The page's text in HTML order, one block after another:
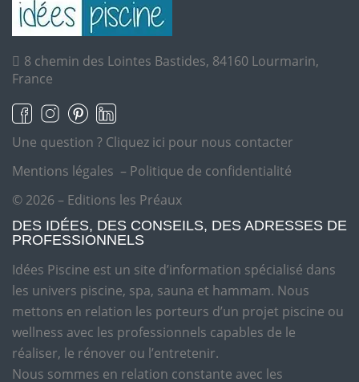
8 chemin des Lointes Bastides, 84160 Lourmarin,
France
Une question ? Cliquez ici pour nous contacter
Mentions légales – Politique de confidentialité
© 2026 – Editions les Préaux
DES IDÉES, DES CONSEILS, DES ADRESSES DE
PROFESSIONNELS
Idées Piscine est un site d’information spécialisé dans
les univers piscine, spa, sauna et hammam. Nous
mettons en relation les porteurs d’un projet piscine ou
wellness avec les professionnels capables de le
réaliser, le rénover ou l’entretenir.
Nous sommes en relation constante avec les